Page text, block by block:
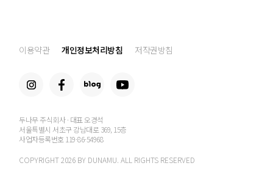
공지사항
이용약관 개인정보처리방침 저작권방침
두나무 주식회사 · 대표 오경석
서울특별시 서초구 강남대로 369, 15층
사업자등록번호 119-86-54968
COPYRIGHT 2026 BY DUNAMU. ALL RIGHTS RESERVED